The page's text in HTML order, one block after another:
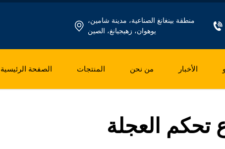
منطقة بينغانغ الصناعية، مدينة شامين،
يوهوان، زهيجيانغ، الصين
الصفحة الرئيسية المنتجات من نحن الأخبار
تحكم العجلة